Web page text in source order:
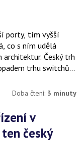
porty, tím vyšší
co s ním udělá
Český trh
trhu switchů,
Doba čtení: 3 minuty
český